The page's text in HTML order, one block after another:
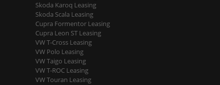
Skoda Karoq Leasing
Skoda Scala Leasing
Cupra Formentor Leasing
Cupra Leon ST Leasing
VW T-Cross Leasing
VW Polo Leasing
VW Taigo Leasing
VW T-ROC Leasing
VW Touran Leasing